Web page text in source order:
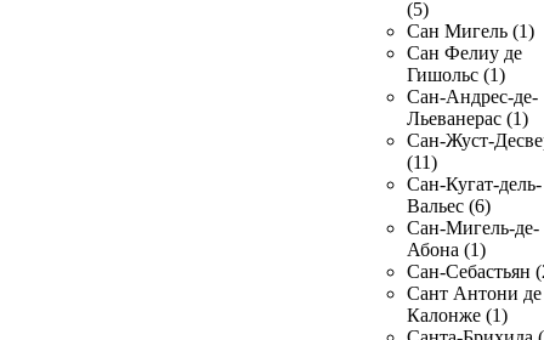
(5)
Сан Мигель (1)
Сан Фелиу де
Гишольс (1)
Сан-Андрес-де-
Льеванерас (1)
Сан-Жуст-
(11)
Сан-Кугат-дель-
Вальес (6)
Сан-Мигель-де-
Абона (1)
Сан-Себастьян
Сант Антони де
Калонже (1)